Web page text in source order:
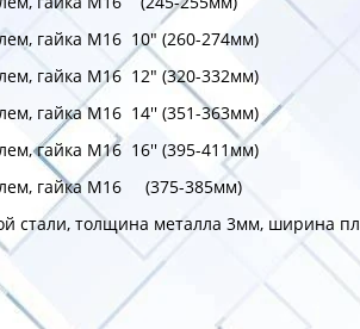
гайка М16 10" (260-274мм)
гайка М16 12" (320-332мм)
гайка М16 14'' (351-363мм)
гайка М16 16'' (395-411мм)
гайка М16 (375-385мм)
стали, толщина металла 3мм, ширина